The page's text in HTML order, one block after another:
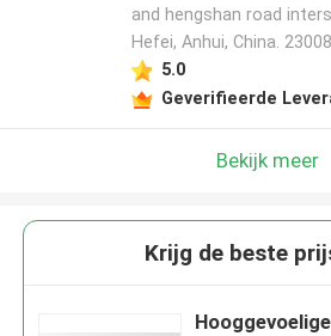
and hengshan road
Hefei, Anhui, China.
5.0
Geverifieerde
Bekijk meer
Krijg de beste
Hooggevoelige